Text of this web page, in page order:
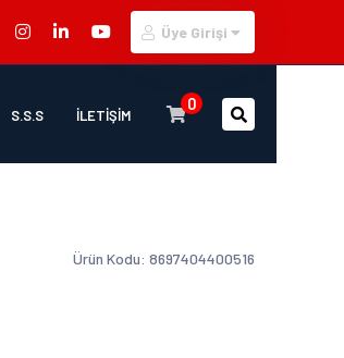
Üye Girişi
S.S.S İLETİŞİM
0
Ürün Kodu: 8697404400516